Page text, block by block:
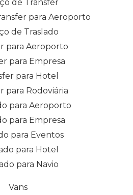
de Transfer
para Aeroporto
de Traslado
para Aeroporto
para Empresa
para Hotel
para Rodoviária
para Aeroporto
para Empresa
para Eventos
para Hotel
para Navio
Vans